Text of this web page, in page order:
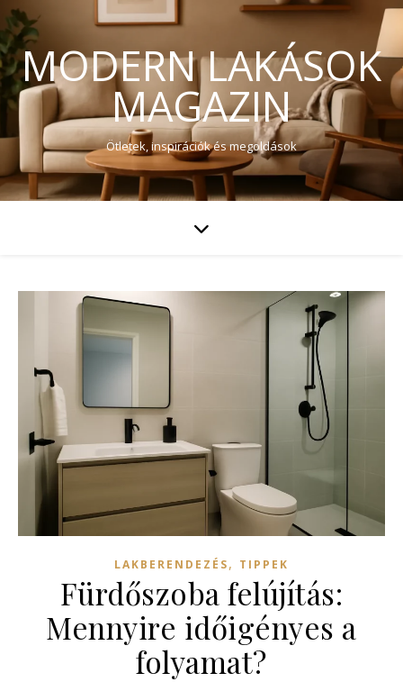
MODERN LAKÁSOK
MAGAZIN
Ötletek, inspirációk és megoldások
LAKBERENDEZÉS, TIPPEK
Fürdőszoba felújítás:
Mennyire időigényes a
folyamat?